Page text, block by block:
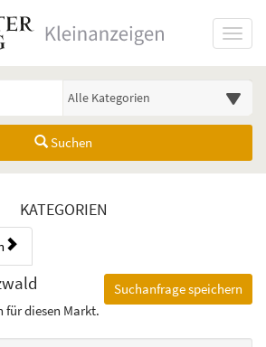
Suchen
& Anzeigen
KATEGORIEN
Sie mit Tab (Shift+Tab zurück). Drücken
Suchanfrage speichern
für diesen Markt.